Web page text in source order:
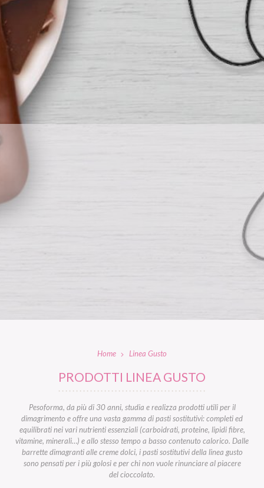
Home Linea Gusto
PRODOTTI LINEA GUSTO
Pesoforma, da più di 30 anni, studia e realizza prodotti utili per il
dimagrimento e offre una vasta gamma di pasti sostitutivi: completi ed
equilibrati nei vari nutrienti essenziali (carboidrati, proteine, lipidi fibre,
vitamine, minerali…) e allo stesso tempo a basso contenuto calorico. Dalle
barrette dimagranti alle creme dolci, i pasti sostitutivi della linea gusto
sono pensati per i più golosi e per chi non vuole rinunciare al piacere
del cioccolato.